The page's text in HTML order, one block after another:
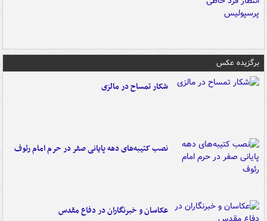
برگزیده عکس
شکار تمساح در مالزی
نصب کتیبه‌های دهه پایانی صفر در حرم امام رئوف
عکاسان و خبرنگاران در دفاع مقدس